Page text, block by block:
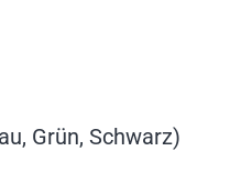
Grün, Schwarz)